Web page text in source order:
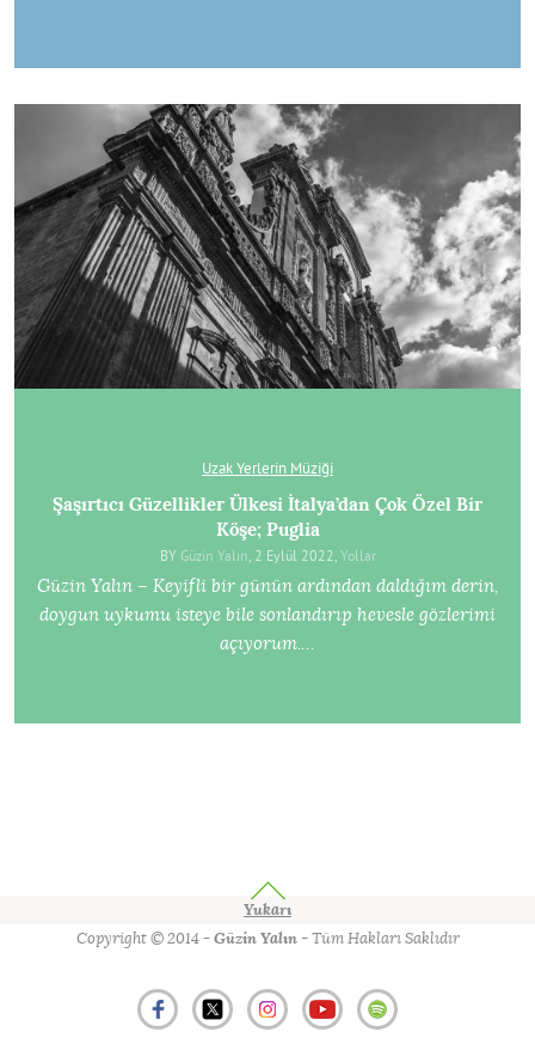
Uzak Yerlerin Müziği
Şaşırtıcı Güzellikler Ülkesi İtalya’dan Çok Özel Bir
Köşe; Puglia
BY Güzin Yalın, 2 Eylül 2022, Yollar
Güzin Yalın – Keyifli bir günün ardından daldığım derin,
doygun uykumu isteye bile sonlandırıp hevesle gözlerimi
açıyorum.…
Yukarı
Copyright © 2014 -Güzin Yalın- Tüm Hakları Saklıdır